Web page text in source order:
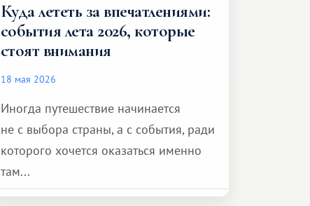
Куда лететь за впечатлениями:
события лета 2026, которые
стоят внимания
18 мая 2026
Иногда путешествие начинается
не с выбора страны, а с события, ради
которого хочется оказаться именно
там...